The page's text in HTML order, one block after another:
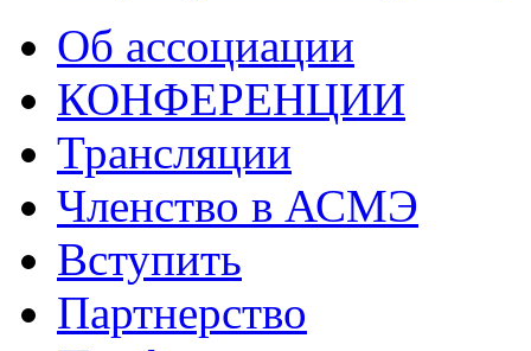
Об ассоциации
КОНФЕРЕНЦИИ
Трансляции
Членство в АСМЭ
Вступить
Партнерство